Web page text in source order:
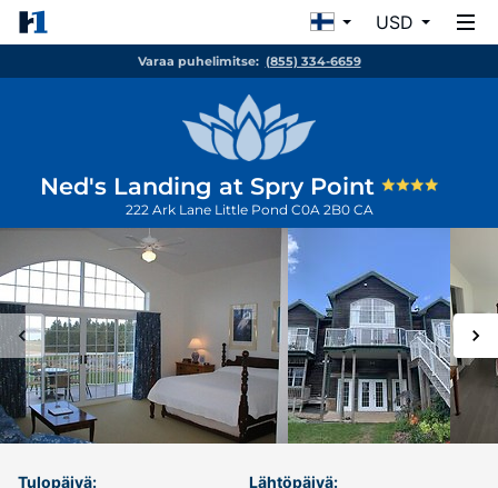
USD
Varaa puhelimitse: (855) 334-6659
Ned's Landing at Spry Point
222 Ark Lane Little Pond C0A 2B0 CA
Tulopäivä: Lähtöpäivä: